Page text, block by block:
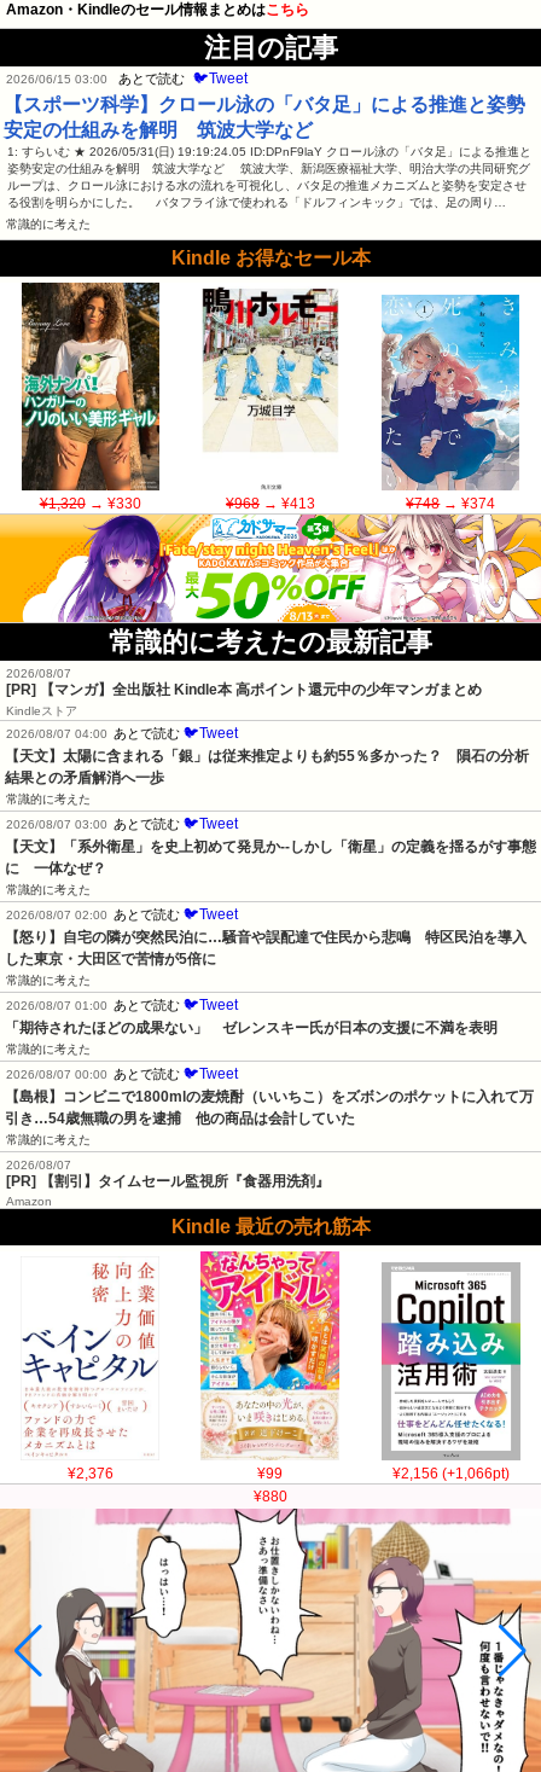
Amazon・Kindleのセール情報まとめはこちら
注目の記事
2026/06/15 03:00 あとで読む 🐦Tweet
【スポーツ科学】クロール泳の「バタ足」による推進と姿勢
安定の仕組みを解明 筑波大学など
1: すらいむ ★ 2026/05/31(日) 19:19:24.05 ID:DPnF9laY クロール泳の「バタ足」による推進と
姿勢安定の仕組みを解明 筑波大学など 筑波大学、新潟医療福祉大学、明治大学の共同研究グ
ループは、クロール泳における水の流れを可視化し、バタ足の推進メカニズムと姿勢を安定させ
る役割を明らかにした。 バタフライ泳で使われる「ドルフィンキック」では、足の周り…
常識的に考えた
Kindle お得なセール本
¥1,320→ ¥330 ¥968→ ¥413 ¥748→ ¥374
常識的に考えたの最新記事
2026/08/07
[PR] 【マンガ】全出版社 Kindle本 高ポイント還元中の少年マンガまとめ
Kindleストア
2026/08/07 04:00
あとで読む 🐦Tweet
【天文】太陽に含まれる「銀」は従来推定よりも約55％多かった？　隕石の分析
結果との矛盾解消へ一歩
常識的に考えた
2026/08/07 03:00
あとで読む 🐦Tweet
【天文】「系外衛星」を史上初めて発見か--しかし「衛星」の定義を揺るがす事態
に　一体なぜ？
常識的に考えた
2026/08/07 02:00
あとで読む 🐦Tweet
【怒り】自宅の隣が突然民泊に…騒音や誤配達で住民から悲鳴　特区民泊を導入
した東京・大田区で苦情が5倍に
常識的に考えた
2026/08/07 01:00
あとで読む 🐦Tweet
「期待されたほどの成果ない」　ゼレンスキー氏が日本の支援に不満を表明
常識的に考えた
2026/08/07 00:00
あとで読む 🐦Tweet
【島根】コンビニで1800mlの麦焼酎（いいちこ）をズボンのポケットに入れて万
引き…54歳無職の男を逮捕　他の商品は会計していた
常識的に考えた
2026/08/07
[PR] 【割引】タイムセール監視所『食器用洗剤』
Amazon
Kindle 最近の売れ筋本
¥2,376 ¥99
¥2,156 (+1,066pt)
¥880